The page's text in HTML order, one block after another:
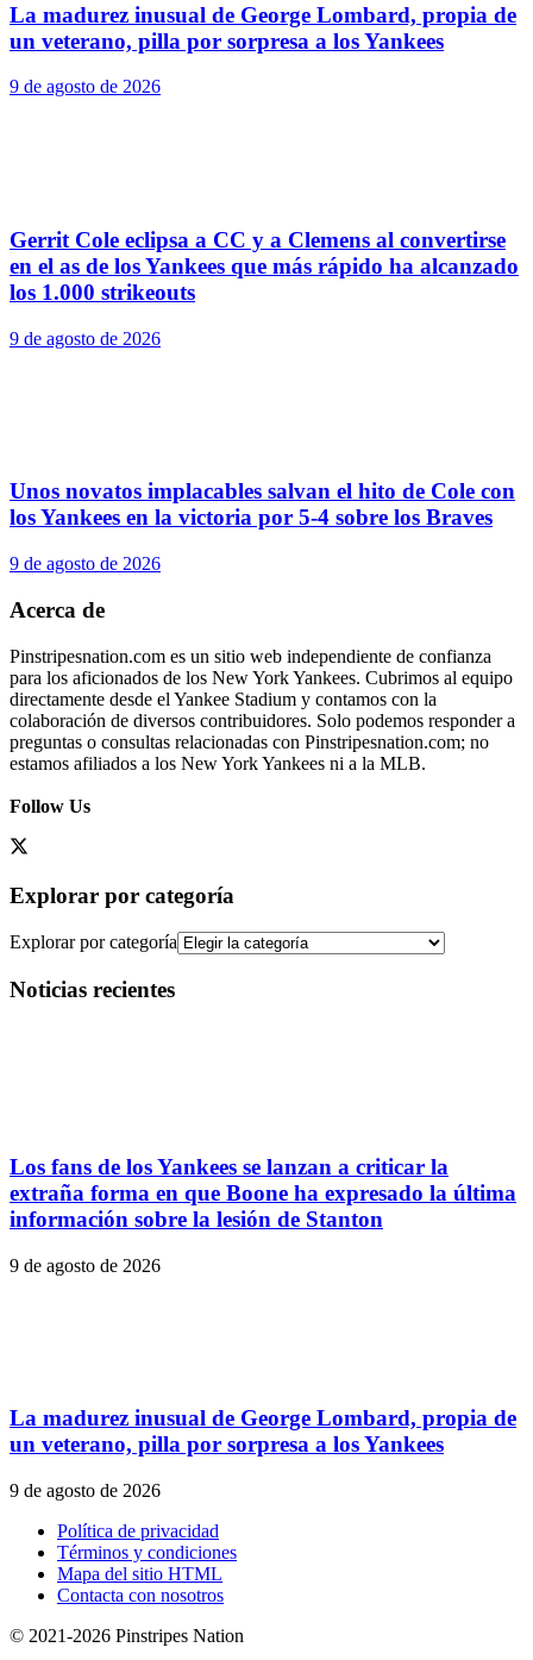
La madurez inusual de George Lombard, propia de
un veterano, pilla por sorpresa a los Yankees
9 de agosto de 2026
Gerrit Cole eclipsa a CC y a Clemens al convertirse
en el as de los Yankees que más rápido ha alcanzado
los 1.000 strikeouts
9 de agosto de 2026
Unos novatos implacables salvan el hito de Cole con
los Yankees en la victoria por 5-4 sobre los Braves
9 de agosto de 2026
Acerca de
Pinstripesnation.com es un sitio web independiente de confianza
para los aficionados de los New York Yankees. Cubrimos al equipo
directamente desde el Yankee Stadium y contamos con la
colaboración de diversos contribuidores. Solo podemos responder a
preguntas o consultas relacionadas con Pinstripesnation.com; no
estamos afiliados a los New York Yankees ni a la MLB.
Follow Us
Explorar por categoría
Explorar por categoría
Noticias recientes
Los fans de los Yankees se lanzan a criticar la
extraña forma en que Boone ha expresado la última
información sobre la lesión de Stanton
9 de agosto de 2026
La madurez inusual de George Lombard, propia de
un veterano, pilla por sorpresa a los Yankees
9 de agosto de 2026
Política de privacidad
Términos y condiciones
Mapa del sitio HTML
Contacta con nosotros
© 2021-2026 Pinstripes Nation